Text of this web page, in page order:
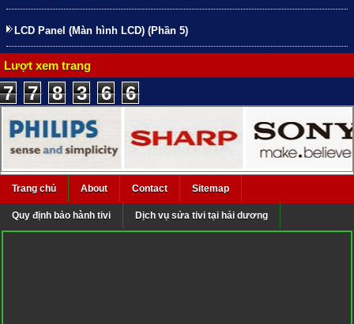
LCD Panel (Màn hình LCD) (Phần 5)
Lượt xem trang
7 7 8 3 6 6
Trang chủ About Contact Sitemap
Quy định bảo hành tivi Dịch vụ sửa tivi tại hải dương